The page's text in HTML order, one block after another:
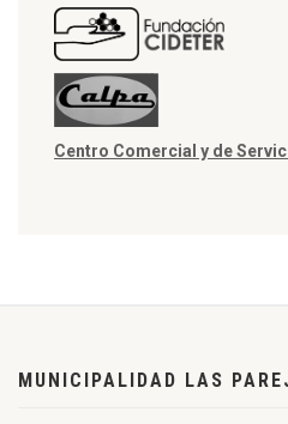
Centro Comercial y de
MUNICIPALIDAD LAS